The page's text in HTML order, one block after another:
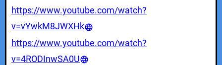
https://www.youtube.com/watch?
v=vYwkM8JWXHk
https://www.youtube.com/watch?
v=4RODInwSA0U